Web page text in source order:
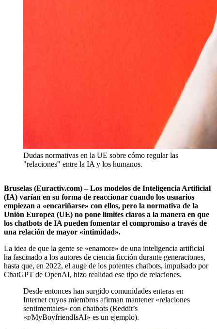
Dudas normativas en la UE sobre cómo regular las
"relaciones" entre la IA y los humanos.
Bruselas (Euractiv.com) – Los modelos de Inteligencia Artificial
(IA) varían en su forma de reaccionar cuando los usuarios
empiezan a «encariñarse» con ellos, pero la normativa de la
Unión Europea (UE) no pone límites claros a la manera en que
los chatbots de IA pueden fomentar el compromiso a través de
una relación de mayor «intimidad».
La idea de que la gente se «enamore» de una inteligencia artificial
ha fascinado a los autores de ciencia ficción durante generaciones,
hasta que, en 2022, el auge de los potentes chatbots, impulsado por
ChatGPT de OpenAI, hizo realidad ese tipo de relaciones.
Desde entonces han surgido comunidades enteras en
Internet cuyos miembros afirman mantener «relaciones
sentimentales» con chatbots (Reddit’s
«r/MyBoyfriendIsAI» es un ejemplo).